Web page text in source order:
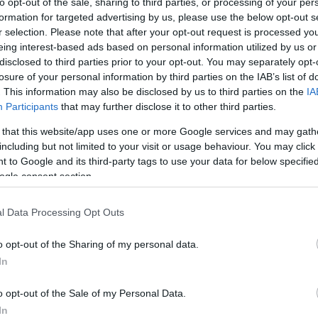
for targeted advertising by us, please use the below opt-out
selection. Please note that after your opt-out request is processed
interest-based ads based on personal information utilized by us
to third parties prior to your opt-out. You may separately
of your personal information by third parties on the IAB’s list of
This information may also be disclosed by us to third parties on the
Participants that may further disclose it to other third parties.
that this website/app uses one or more Google services and may
but not limited to your visit or usage behaviour. You may
to Google and its third-party tags to use your data for below
consent section.
Data Processing Opt Outs
opt-out of the Sharing of my personal data.
opt-out of the Sale of my Personal Data.
hogy utána teljesen